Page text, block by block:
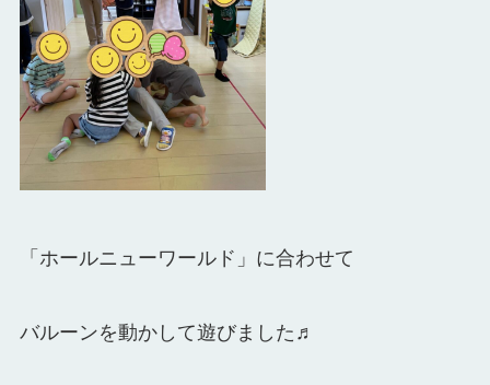
「ホールニューワールド」に合わせて
バルーンを動かして遊びました♬